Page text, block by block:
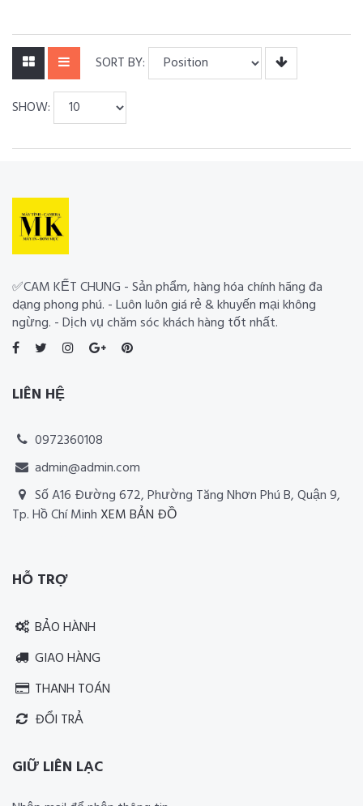
SORT BY:
SHOW:
✅CAM KẾT CHUNG - Sản phẩm, hàng hóa chính hãng đa
dạng phong phú. - Luôn luôn giá rẻ & khuyến mại không
ngừng. - Dịch vụ chăm sóc khách hàng tốt nhất.
LIÊN HỆ
0972360108
admin@admin.com
Số A16 Đường 672, Phường Tăng Nhơn Phú B, Quận 9,
Tp. Hồ Chí Minh XEM BẢN ĐỒ
HỖ TRỢ
BẢO HÀNH
GIAO HÀNG
THANH TOÁN
ĐỔI TRẢ
GIỮ LIÊN LẠC